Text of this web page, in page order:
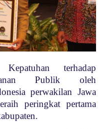
terhadap
Publik oleh
perwakilan Jawa
peringkat pertama